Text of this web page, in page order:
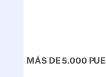
MÁS DE 5.000